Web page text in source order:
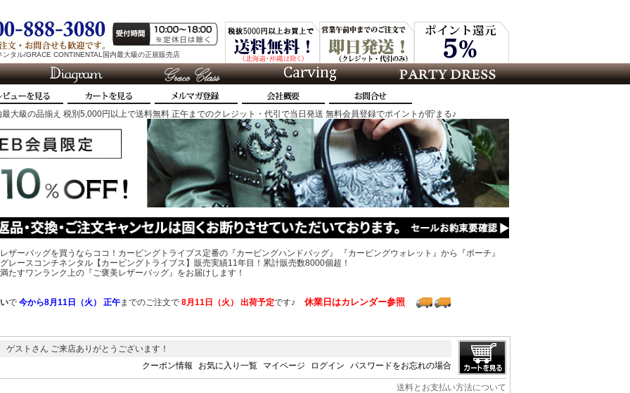
ンタル/GRACE CONTINENTAL国内最大級の正規販売店
大級の品揃え 税別5,000円以上で送料無料 正午までのクレジット・代引で当日発送 無料会員登録でポイントが貯まる♪
ザーバッグを買うならココ！カービングトライブス定番の『カービングハンドバッグ』 『カービングウォレット』から『ポーチ』
レースコンチネンタル【カービングトライブス】販売実績11年目！累計販売数8000個超！
たすワンランク上の『ご褒美レザーバッグ』をお届けします！
で今から8月11日（火） 正午までのご注文で8月11日（火） 出荷予定です♪ 休業日はカレンダー参照
ストさん ご来店ありがとうございます！
クーポン情報
お気に入り一覧 マイページ ログイン パスワードをお忘れの場合
送料とお支払い方法について